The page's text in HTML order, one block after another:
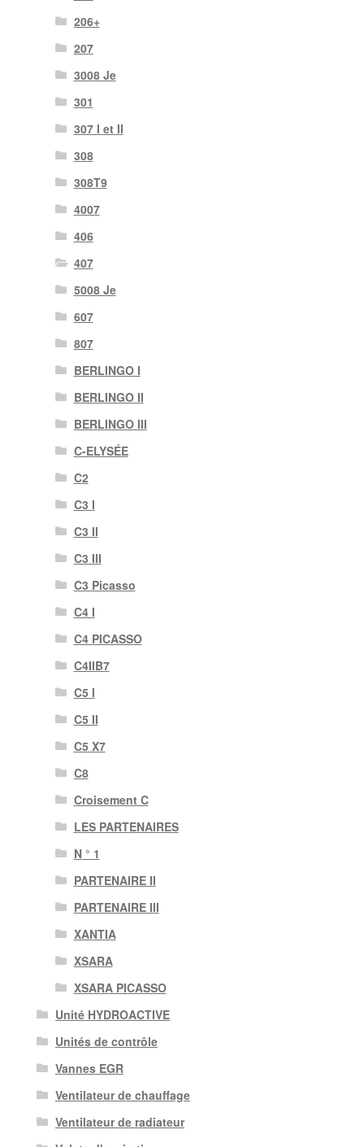
206+
207
3008 Je
301
307 I et II
308
308T9
4007
406
407
5008 Je
607
807
BERLINGO I
BERLINGO II
BERLINGO III
C-ELYSÉE
C2
C3 I
C3 II
C3 III
C3 Picasso
C4 I
C4 PICASSO
C4IIB7
C5 I
C5 II
C5 X7
C8
Croisement C
LES PARTENAIRES
N ° 1
PARTENAIRE II
PARTENAIRE III
XANTIA
XSARA
XSARA PICASSO
Unité HYDROACTIVE
Unités de contrôle
Vannes EGR
Ventilateur de chauffage
Ventilateur de radiateur